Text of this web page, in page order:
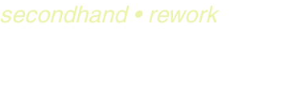
secondhand • rework